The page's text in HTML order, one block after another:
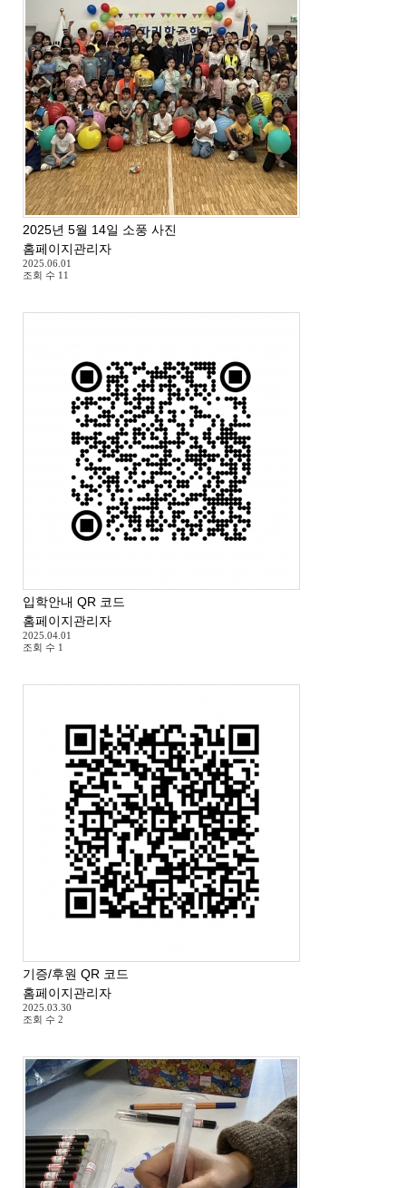
2025년 5월 14일 소풍 사진
홈페이지관리자
2025.06.01
조회 수 11
입학안내 QR 코드
홈페이지관리자
2025.04.01
조회 수 1
기증/후원 QR 코드
홈페이지관리자
2025.03.30
조회 수 2